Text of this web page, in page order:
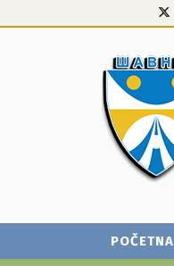
POČETNA